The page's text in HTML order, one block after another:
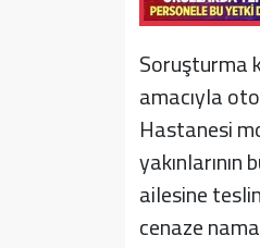
Soruşturma
amacıyla
Hastanesi
ailesine
cenaze